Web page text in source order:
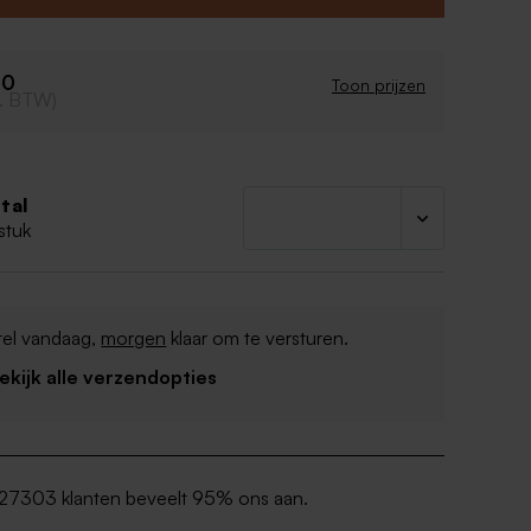
met parfum (apart verkrijgbaar)
Toon prijzen
vandaag, morgen klaar om te versturen.
alle verzendopties
klanten beveelt 95% ons aan.